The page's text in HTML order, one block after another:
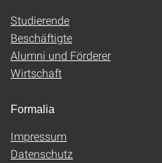
Studierende
Beschäftigte
Alumni und Förderer
Wirtschaft
Formalia
Impressum
Datenschutz